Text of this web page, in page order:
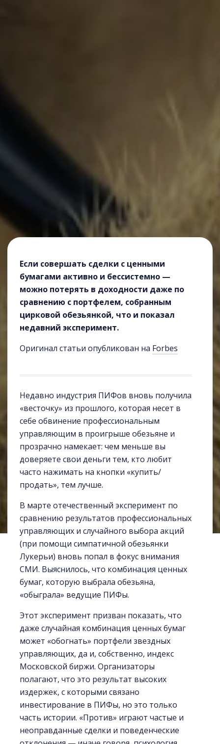
Если совершать сделки с ценными
бумагами активно и бессистемно —
можно потерять в доходности даже по
сравнению с портфелем, собранным
цирковой обезьянкой, что и показал
недавний эксперимент.
Оригинал статьи опубликован на Forbes
Недавно индустрия ПИФов вновь получила
«весточку» из прошлого, которая несет в
себе обвинение профессиональным
управляющим в проигрыше обезьяне и
прозрачно намекает: чем меньше вы
доверяете свои деньги тем, кто любит
часто нажимать на кнопки «купить/
продать», тем лучше.
В марте отечественный эксперимент по
сравнению результатов профессиональных
управляющих и случайного выбора акций
(при помощи симпатичной обезьянки
Лукерьи) вновь попал в фокус внимания
СМИ. Выяснилось, что комбинация ценных
бумаг, которую выбрала обезьяна,
«обыграла» ведущие ПИФы.
Этот эксперимент призван показать, что
даже случайная комбинация ценных бумаг
может «обогнать» портфели звездных
управляющих, да и, собственно, индекс
Московской биржи. Организаторы
полагают, что это результат высоких
издержек, с которыми связано
инвестирование в ПИФы, но это только
часть истории. «Против» играют частые и
неоправданные сделки и поведенческие